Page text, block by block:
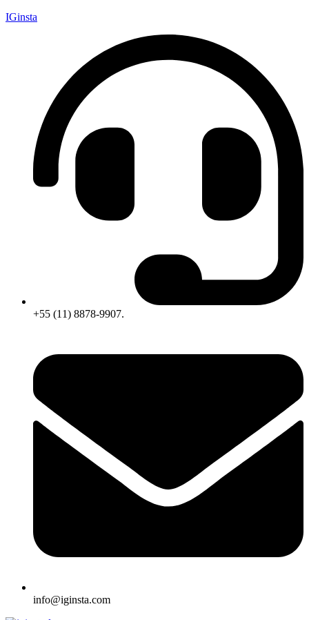
IGinsta
+55 (11) 8878-9907.
info@iginsta.com